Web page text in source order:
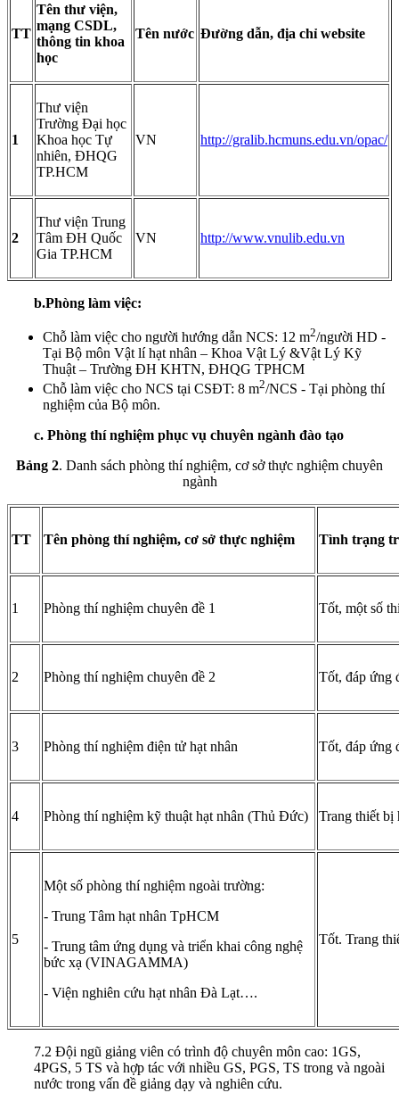
TT
Tên thư viện,
mạng CSDL,
thông tin khoa
học
Tên nước Đường dẫn, địa chỉ website
1
Thư viện
Trường Đại học
Khoa học Tự
nhiên, ĐHQG
TP.HCM
VN http://gralib.hcmuns.edu.vn/opac/
2
Thư viện Trung
Tâm ĐH Quốc
Gia TP.HCM
VN http://www.vnulib.edu.vn
b.Phòng làm việc:
Chỗ làm việc cho người hướng dẫn NCS: 12 m2/người HD -
Tại Bộ môn Vật lí hạt nhân – Khoa Vật Lý &Vật Lý Kỹ
Thuật – Trường ĐH KHTN, ĐHQG TPHCM
Chỗ làm việc cho NCS tại CSĐT: 8 m2/NCS - Tại phòng thí
nghiệm của Bộ môn.
c. Phòng thí nghiệm phục vụ chuyên ngành đào tạo
Bảng 2. Danh sách phòng thí nghiệm, cơ sở thực nghiệm chuyên
ngành
TT Tên phòng thí nghiệm, cơ sở thực nghiệm Tình trạng
1 Phòng thí nghiệm chuyên đề 1 Tốt, một số
2 Phòng thí nghiệm chuyên đề 2 Tốt, đáp ứng
3 Phòng thí nghiệm điện tử hạt nhân Tốt, đáp ứng
4 Phòng thí nghiệm kỹ thuật hạt nhân (Thủ Đức) Trang thiết bị
5
Một số phòng thí nghiệm ngoài trường:
- Trung Tâm hạt nhân TpHCM
- Trung tâm ứng dụng và triển khai công nghệ
bức xạ (VINAGAMMA)
- Viện nghiên cứu hạt nhân Đà Lạt….
Tốt. Trang
7.2 Đội ngũ giảng viên có trình độ chuyên môn cao: 1GS,
4PGS, 5 TS và hợp tác với nhiều GS, PGS, TS trong và ngoài
nước trong vấn đề giảng dạy và nghiên cứu.